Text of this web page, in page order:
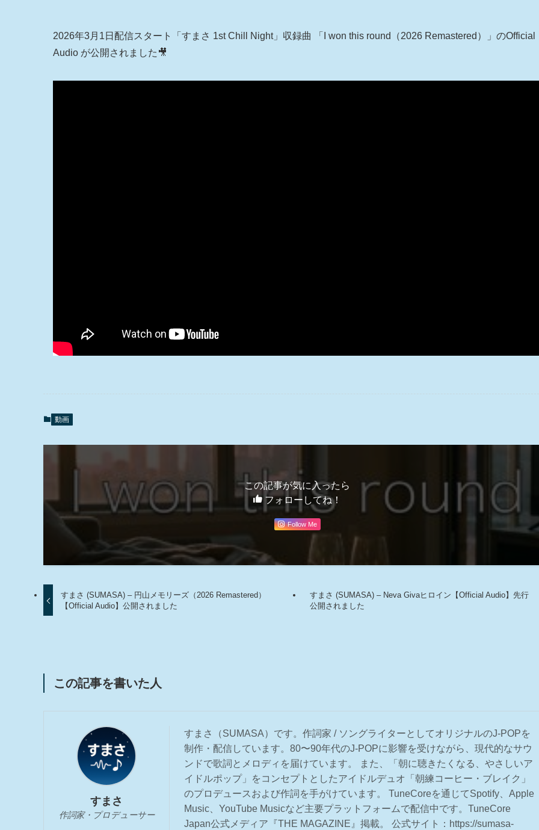
2026年3月1日配信スタート「すまさ 1st Chill Night」収録曲 「I won this round（2026 Remastered）」のOfficial
Audio が公開されました🎥
動画
この記事が気に入ったら
フォローしてね！
Follow Me
すまさ (SUMASA) – 円山メモリーズ（2026 Remastered）
【Official Audio】公開されました
すまさ (SUMASA) – Neva Givaヒロイン【Official Audio】先行
公開されました
この記事を書いた人
すまさ
作詞家・プロデューサー
すまさ（SUMASA）です。作詞家 / ソングライターとしてオリジナルのJ-POPを
制作・配信しています。80〜90年代のJ-POPに影響を受けながら、現代的なサウ
ンドで歌詞とメロディを届けています。 また、「朝に聴きたくなる、やさしいア
イドルポップ」をコンセプトとしたアイドルデュオ「朝練コーヒー・ブレイク」
のプロデュースおよび作詞を手がけています。 TuneCoreを通じてSpotify、Apple
Music、YouTube Musicなど主要プラットフォームで配信中です。TuneCore
Japan公式メディア『THE MAGAZINE』掲載。 公式サイト：https://sumasa-